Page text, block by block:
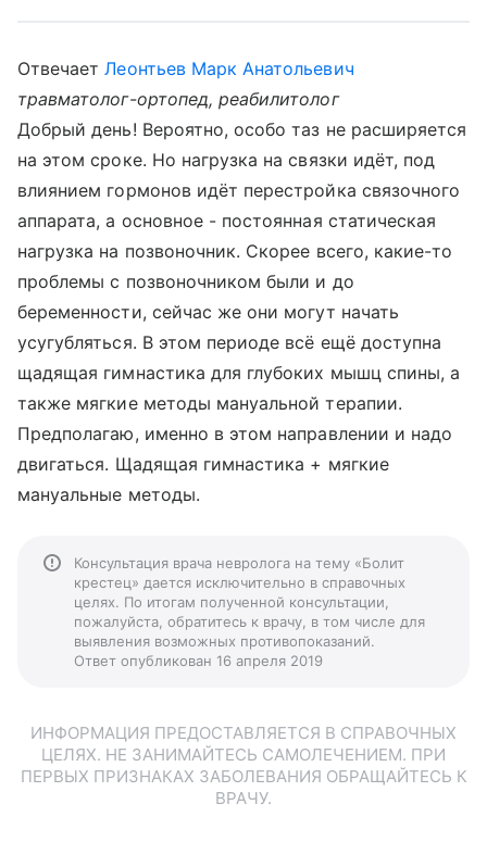
ОтвечаетЛеонтьев Марк Анатольевич
травматолог-ортопед, реабилитолог
Добрый день! Вероятно, особо таз не расширяется
на этом сроке. Но нагрузка на связки идёт, под
влиянием гормонов идёт перестройка связочного
аппарата, а основное - постоянная статическая
нагрузка на позвоночник. Скорее всего, какие-то
проблемы с позвоночником были и до
беременности, сейчас же они могут начать
усугубляться. В этом периоде всё ещё доступна
щадящая гимнастика для глубоких мышц спины, а
также мягкие методы мануальной терапии.
Предполагаю, именно в этом направлении и надо
двигаться. Щадящая гимнастика + мягкие
мануальные методы.
Консультация врача невролога на тему «Болит
крестец» дается исключительно в справочных
целях. По итогам полученной консультации,
пожалуйста, обратитесь к врачу, в том числе для
выявления возможных противопоказаний.
Ответ опубликован 16 апреля 2019
ИНФОРМАЦИЯ ПРЕДОСТАВЛЯЕТСЯ В СПРАВОЧНЫХ
ЦЕЛЯХ. НЕ ЗАНИМАЙТЕСЬ САМОЛЕЧЕНИЕМ. ПРИ
ПЕРВЫХ ПРИЗНАКАХ ЗАБОЛЕВАНИЯ ОБРАЩАЙТЕСЬ К
ВРАЧУ.